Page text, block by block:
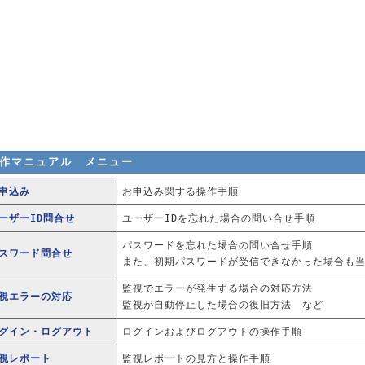
マニュアル メニュー
込み お申込み関する操作手順
ザーID問合せ ユーザーIDを忘れた場合の問い合せ手順
ワード問合せ
パスワードを忘れた場合の問い合せ手順
また、初期パスワードが受信できなかった場合も
エラーの対応
監視でエラーが発生する場合の対応方法
監視が自動停止した場合の復旧方法 など
イン・ログアウト ログインおよびログアウトの操作手順
レポート 監視レポートの見方と操作手順